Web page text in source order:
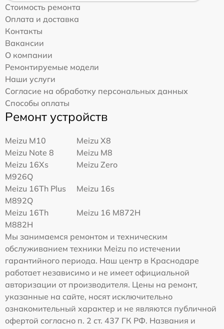
Стоимость ремонта
Оплата и доставка
Контакты
Вакансии
О компании
Ремонтируемые модели
Наши услуги
Согласие на обработку персональных данных
Способы оплаты
Ремонт устройств
Meizu M10
Meizu X8
Meizu Note 8
Meizu M8
Meizu 16Xs
M926Q
Meizu Zero
Meizu 16Th Plus
M892Q
Meizu 16s
Meizu 16Th
M882H
Meizu 16 M872H
Мы занимаемся ремонтом и техническим
обслуживанием техники Meizu по истечении
гарантийного периода. Наш центр в Краснодаре
работает независимо и не имеет официальной
авторизации от производителя. Цены на ремонт,
указанные на сайте, носят исключительно
ознакомительный характер и не являются публичной
офертой согласно п. 2 ст. 437 ГК РФ. Названия и